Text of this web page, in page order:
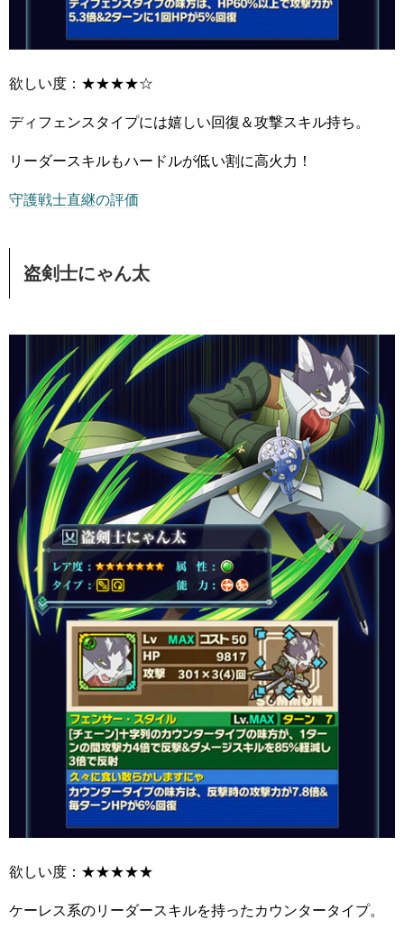
欲しい度：★★★★☆
ディフェンスタイプには嬉しい回復＆攻撃スキル持ち。
リーダースキルもハードルが低い割に高火力！
守護戦士直継の評価
盗剣士にゃん太
欲しい度：★★★★★
ケーレス系のリーダースキルを持ったカウンタータイプ。